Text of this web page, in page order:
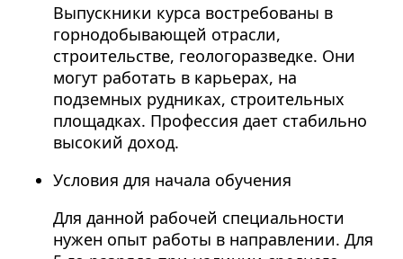
Выпускники курса востребованы в
горнодобывающей отрасли,
строительстве, геологоразведке. Они
могут работать в карьерах, на
подземных рудниках, строительных
площадках. Профессия дает стабильно
высокий доход.
Условия для начала обучения
Для данной рабочей специальности
нужен опыт работы в направлении. Для